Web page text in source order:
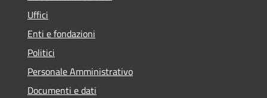
Uffici
Enti e fondazioni
Politici
Personale Amministrativo
Documenti e dati